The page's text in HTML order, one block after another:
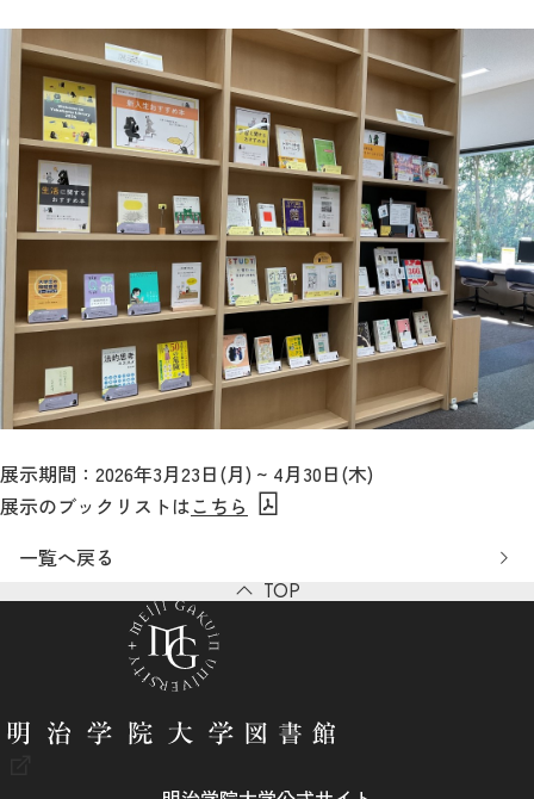
展示期間：2026年3月23日(月) ~ 4月30日(木)
展示のブックリストはこちら
一覧へ戻る
TOP